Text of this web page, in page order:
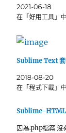
2021-06-18
在「好用工具」中
Sublime Text
2018-08-20
在「程式下載」中
Sublime-
因為.php檔案 沒